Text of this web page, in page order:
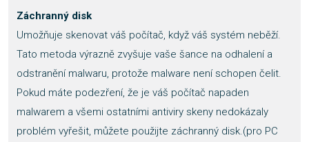
Záchranný disk
Umožňuje skenovat váš počítač, když váš systém neběží.
Tato metoda výrazně zvyšuje vaše šance na odhalení a
odstranění malwaru, protože malware není schopen čelit.
Pokud máte podezření, že je váš počítač napaden
malwarem a všemi ostatními antiviry skeny nedokázaly
problém vyřešit, můžete použijte záchranný disk.(pro PC